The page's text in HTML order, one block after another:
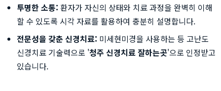
투명한 소통: 환자가 자신의 상태와 치료 과정을 완벽히 이해
할 수 있도록 시각 자료를 활용하여 충분히 설명합니다.
전문성을 갖춘 신경치료: 미세현미경을 사용하는 등 고난도
신경치료 기술력으로 '청주 신경치료 잘하는곳'으로 인정받고
있습니다.